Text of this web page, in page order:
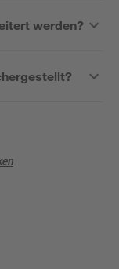
werden?